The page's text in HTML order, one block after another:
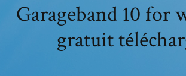
Garageband 10 for
gratuit